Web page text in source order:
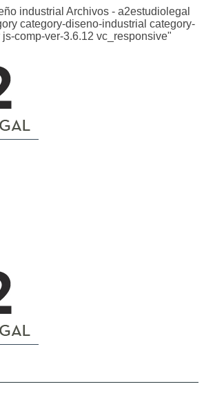
industrial Archivos - a2estudiolegal
category-diseno-industrial category-
comp-ver-3.6.12 vc_responsive"